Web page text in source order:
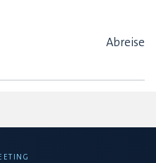
Abreise